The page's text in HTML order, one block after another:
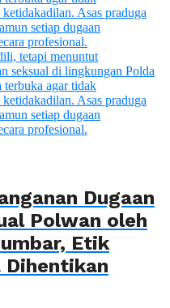
Dugaan
Polwan oleh
Etik
Dihentikan